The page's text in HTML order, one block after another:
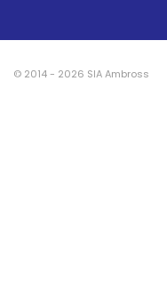
© 2014 - 2026 SIA Ambross